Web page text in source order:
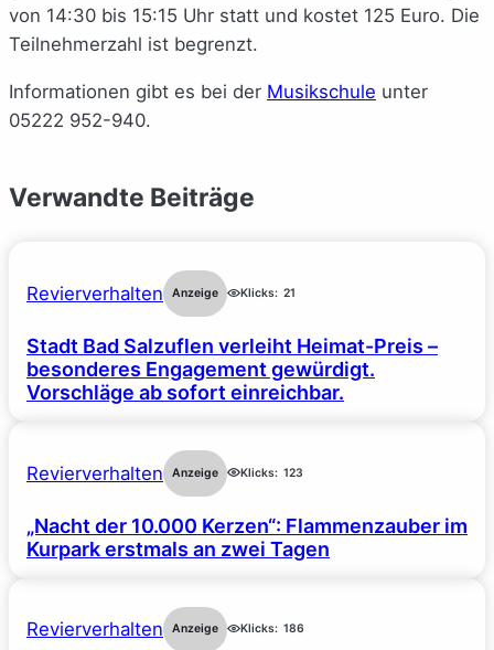
von 14:30 bis 15:15 Uhr statt und kostet 125 Euro. Die
Teilnehmerzahl ist begrenzt.
Informationen gibt es bei der Musikschule unter
05222 952-940.
Verwandte Beiträge
Revierverhalten Anzeige Klicks: 21
Stadt Bad Salzuflen verleiht Heimat-Preis –
besonderes Engagement gewürdigt.
Vorschläge ab sofort einreichbar.
Revierverhalten Anzeige Klicks: 123
„Nacht der 10.000 Kerzen“: Flammenzauber im
Kurpark erstmals an zwei Tagen
Revierverhalten Anzeige Klicks: 186